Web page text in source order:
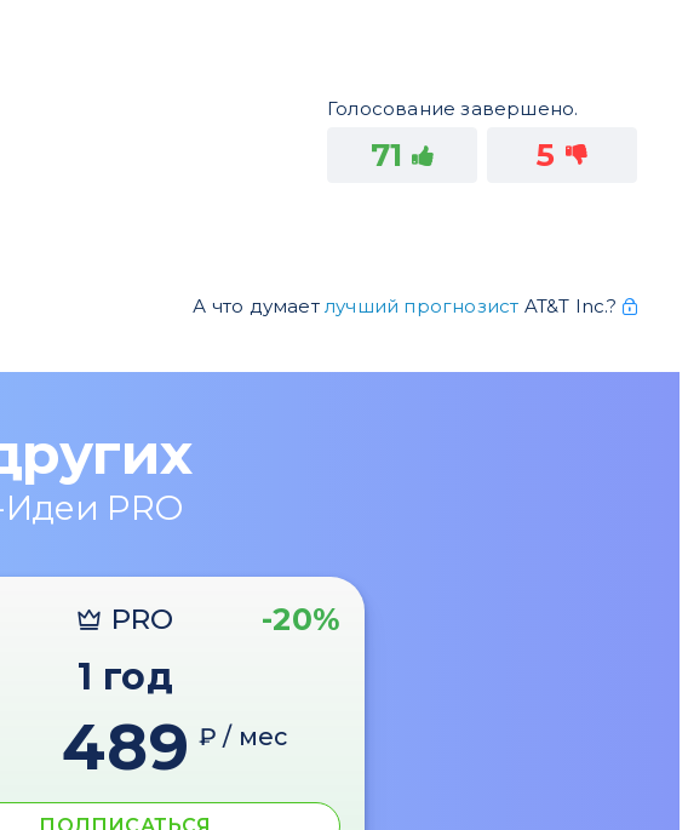
Голосование завершено.
71 5
А что думает лучший прогнозист AT&T Inc.?
Идеи PRO
PRO -20%
1 год
489 ₽ / мес